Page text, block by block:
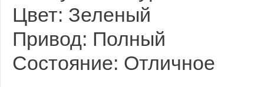
Цвет: Зеленый
Привод: Полный
Состояние: Отличное